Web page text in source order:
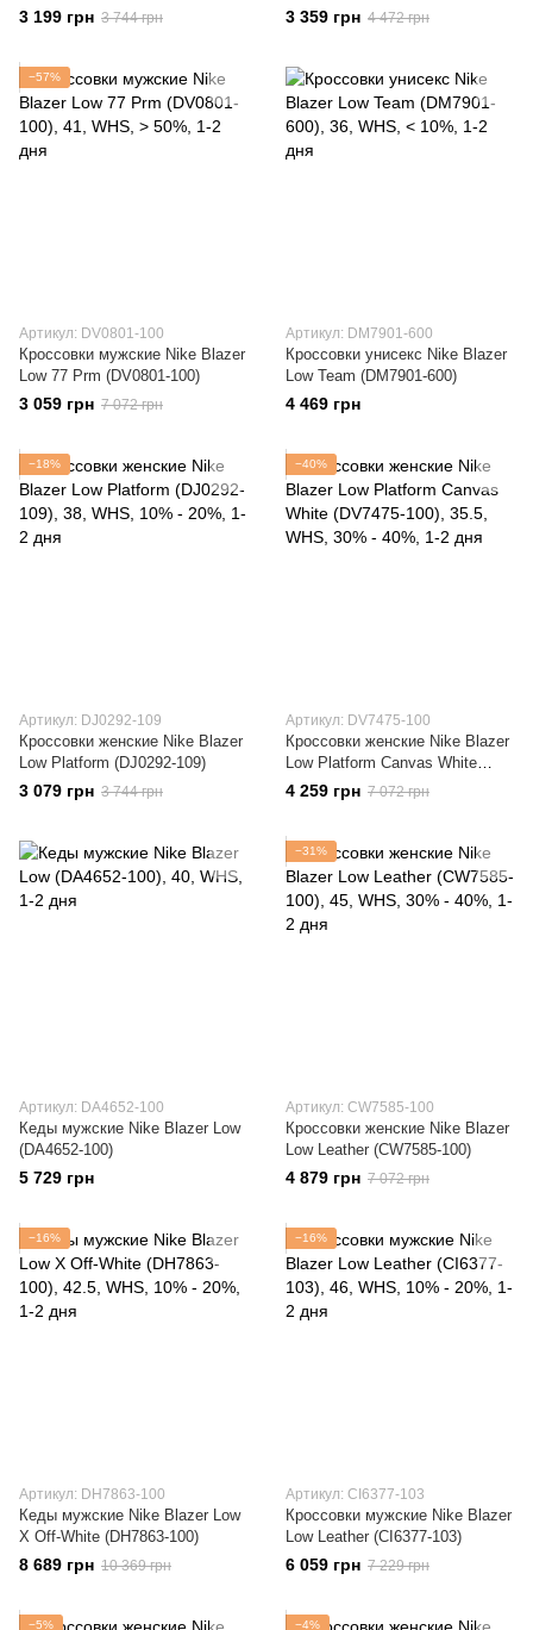
3 199 грн 3 744 грн 3 359 грн 4 472 грн
−57%
Артикул: DV0801-100
Кроссовки мужские Nike Blazer
Low 77 Prm (DV0801-100)
3 059 грн 7 072 грн
Артикул: DM7901-600
Кроссовки унисекс Nike Blazer
Low Team (DM7901-600)
4 469 грн
−18%
Артикул: DJ0292-109
Кроссовки женские Nike Blazer
Low Platform (DJ0292-109)
3 079 грн 3 744 грн
−40%
Артикул: DV7475-100
Кроссовки женские Nike Blazer
Low Platform Canvas White
(DV7475-100)
4 259 грн 7 072 грн
Артикул: DA4652-100
Кеды мужские Nike Blazer Low
(DA4652-100)
5 729 грн
−31%
Артикул: CW7585-100
Кроссовки женские Nike Blazer
Low Leather (CW7585-100)
4 879 грн 7 072 грн
−16%
Артикул: DH7863-100
Кеды мужские Nike Blazer Low
X Off-White (DH7863-100)
8 689 грн 10 369 грн
−16%
Артикул: CI6377-103
Кроссовки мужские Nike Blazer
Low Leather (CI6377-103)
6 059 грн 7 229 грн
−5% −4%